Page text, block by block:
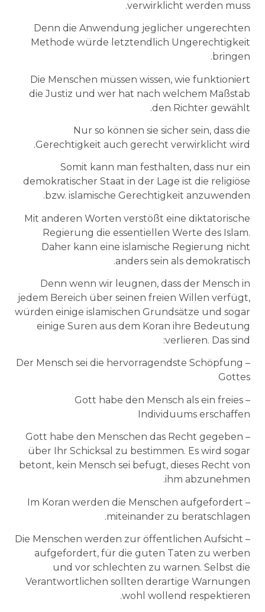
verwirklicht werden muss.
Denn die Anwendung jeglicher ungerechten
Methode würde letztendlich Ungerechtigkeit
bringen.
Die Menschen müssen wissen, wie funktioniert
die Justiz und wer hat nach welchem Maßstab
den Richter gewählt.
Nur so können sie sicher sein, dass die
Gerechtigkeit auch gerecht verwirklicht wird.
Somit kann man festhalten, dass nur ein
demokratischer Staat in der Lage ist die religiöse
bzw. islamische Gerechtigkeit anzuwenden.
Mit anderen Worten verstößt eine diktatorische
Regierung die essentiellen Werte des Islam.
Daher kann eine islamische Regierung nicht
anders sein als demokratisch.
Denn wenn wir leugnen, dass der Mensch in
jedem Bereich über seinen freien Willen verfügt,
würden einige islamischen Grundsätze und sogar
einige Suren aus dem Koran ihre Bedeutung
verlieren. Das sind:
– Der Mensch sei die hervorragendste Schöpfung
Gottes
– Gott habe den Mensch als ein freies
Individuums erschaffen
– Gott habe den Menschen das Recht gegeben
über Ihr Schicksal zu bestimmen. Es wird sogar
betont, kein Mensch sei befugt, dieses Recht von
ihm abzunehmen.
– Im Koran werden die Menschen aufgefordert
miteinander zu beratschlagen.
– Die Menschen werden zur öffentlichen Aufsicht
aufgefordert, für die guten Taten zu werben
und vor schlechten zu warnen. Selbst die
Verantwortlichen sollten derartige Warnungen
wohl wollend respektieren.